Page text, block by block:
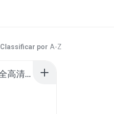
Classificar por A-Z
韩国电影：惩罚者，2013★新电影全高清★✔✔8.mp4